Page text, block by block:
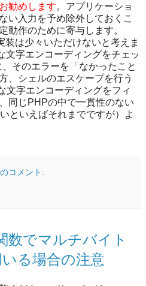
勧めします。アプリケーショ
い入力を予め除外しておくこ
動作のために寄与します。
装は少々いただけないと考えま
文字エンコーディングをチェッ
そのエラーを「なかったこと
、シェルのエスケープを行う
文字エンコーディングをフィ
同じPHPの中で一貫性のない
といえばそれまでですが）よ
コメント:
数でマルチバイト
る場合の注意